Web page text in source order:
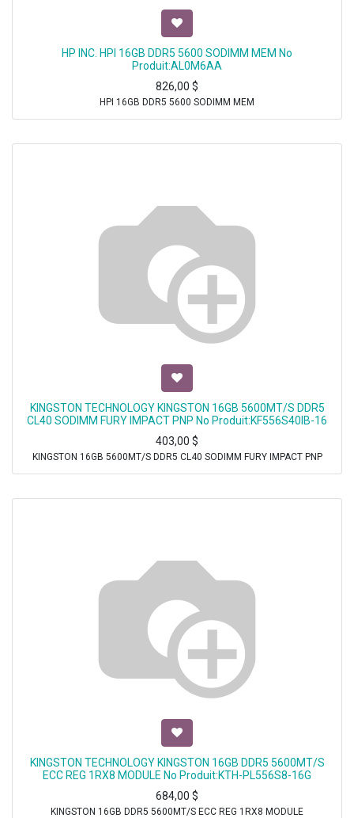
HP INC. HPI 16GB DDR5 5600 SODIMM MEM No
Produit:AL0M6AA
826,00 $
HPI 16GB DDR5 5600 SODIMM MEM
KINGSTON TECHNOLOGY KINGSTON 16GB 5600MT/S DDR5
CL40 SODIMM FURY IMPACT PNP No Produit:KF556S40IB-16
403,00 $
KINGSTON 16GB 5600MT/S DDR5 CL40 SODIMM FURY IMPACT PNP
KINGSTON TECHNOLOGY KINGSTON 16GB DDR5 5600MT/S
ECC REG 1RX8 MODULE No Produit:KTH-PL556S8-16G
684,00 $
KINGSTON 16GB DDR5 5600MT/S ECC REG 1RX8 MODULE